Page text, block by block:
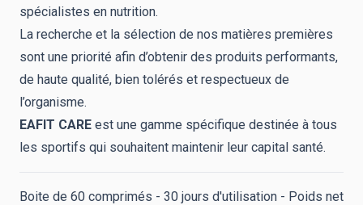
spécialistes en nutrition.
La recherche et la sélection de nos matières premières
sont une priorité afin d’obtenir des produits performants,
de haute qualité, bien tolérés et respectueux de
l’organisme.
EAFIT CARE est une gamme spécifique destinée à tous
les sportifs qui souhaitent maintenir leur capital santé.
Boite de 60 comprimés - 30 jours d'utilisation - Poids net